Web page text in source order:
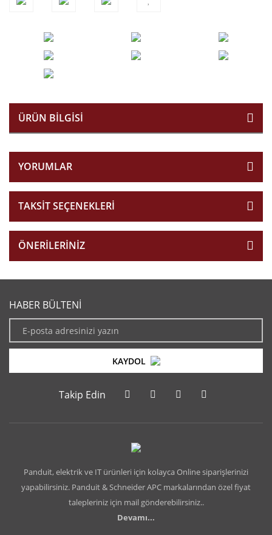
ÜRÜN BILGISI
YORUMLAR
TAKSIT SEÇENEKLERI
ÖNERILERINIZ
HABER BÜLTENİ
KAYDOL
Takip Edin
Panduit, elektrik ve IT ürünleri için kolayca Online siparişlerinizi
yapabilirsiniz. Panduit & Schneider APC markalarından özel fiyat
talepleriniz için mail gönderebilirsiniz..
Devamı...